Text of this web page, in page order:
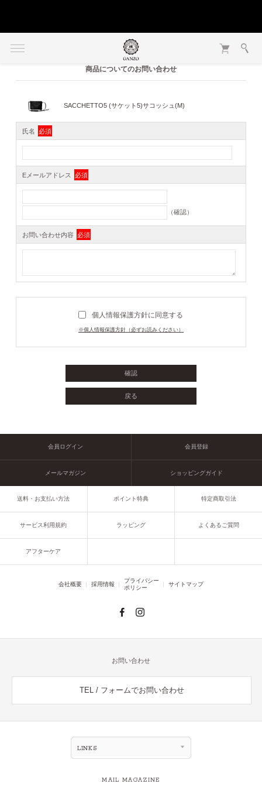
商品についてのお問い合わせ
SACCHETTO5 (サケット5)サコッシュ(M)
氏名 必須
Eメールアドレス 必須
（確認）
お問い合わせ内容 必須
個人情報保護方針に同意する
※個人情報保護方針（必ずお読みください）
会員ログイン 会員登録
メールマガジン ショッピングガイド
送料・お支払い方法 ポイント特典 特定商取引法
サービス利用規約 ラッピング よくあるご質問
アフターケア
会社概要 採用情報
プライバシー
ポリシー
サイトマップ
お問い合わせ
TEL / フォームでお問い合わせ
LINKS
MAIL MAGAZINE